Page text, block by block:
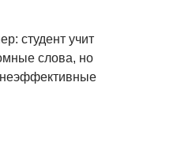
студент учит
слова, но
неэффективные